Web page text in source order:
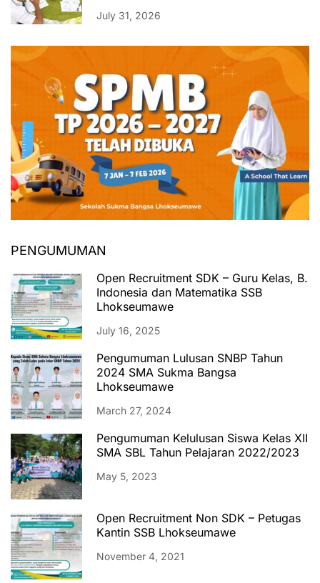
July 31, 2026
PENGUMUMAN
Open Recruitment SDK – Guru Kelas, B.
Indonesia dan Matematika SSB
Lhokseumawe
July 16, 2025
Pengumuman Lulusan SNBP Tahun
2024 SMA Sukma Bangsa
Lhokseumawe
March 27, 2024
Pengumuman Kelulusan Siswa Kelas XII
SMA SBL Tahun Pelajaran 2022/2023
May 5, 2023
Open Recruitment Non SDK – Petugas
Kantin SSB Lhokseumawe
November 4, 2021